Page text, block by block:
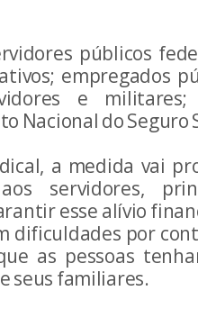
públicos
empregados
e militares;
Nacional do Seguro
a medida vai
servidores,
esse alívio
dificuldades por
as pessoas
seus familiares.